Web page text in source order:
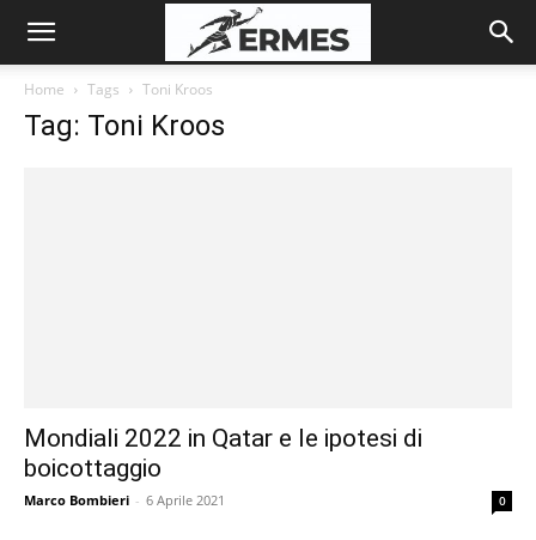
Home Tags Toni Kroos
Tag: Toni Kroos
Mondiali 2022 in Qatar e le ipotesi di
boicottaggio
Marco Bombieri - 6 Aprile 2021 0